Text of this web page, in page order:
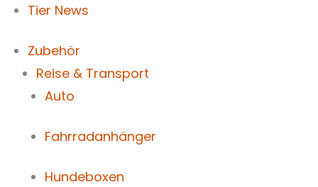
Tier News
Zubehör
Reise & Transport
Auto
Fahrradanhänger
Hundeboxen